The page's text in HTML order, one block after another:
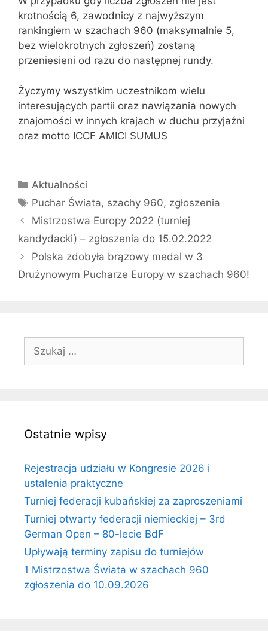
krotnością 6, zawodnicy z najwyższym
rankingiem w szachach 960 (maksymalnie 5,
bez wielokrotnych zgłoszeń) zostaną
przeniesieni od razu do następnej rundy.
Życzymy wszystkim uczestnikom wielu
interesujących partii oraz nawiązania nowych
znajomości w innych krajach w duchu przyjaźni
oraz motto ICCF AMICI SUMUS
Kategorie
Aktualności
Tagi
Puchar Świata, szachy 960, zgłoszenia
Mistrzostwa Europy 2022 (turniej
kandydacki) – zgłoszenia do 15.02.2022
Polska zdobyła brązowy medal w 3
Drużynowym Pucharze Europy w szachach 960!
Ostatnie wpisy
Rejestracja udziału w Kongresie 2026 i
ustalenia praktyczne
Turniej federacji kubańskiej za zaproszeniami
Turniej otwarty federacji niemieckiej – 3rd
German Open – 80-lecie BdF
Upływają terminy zapisu do turniejów
1 Mistrzostwa Świata w szachach 960
zgłoszenia do 10.09.2026